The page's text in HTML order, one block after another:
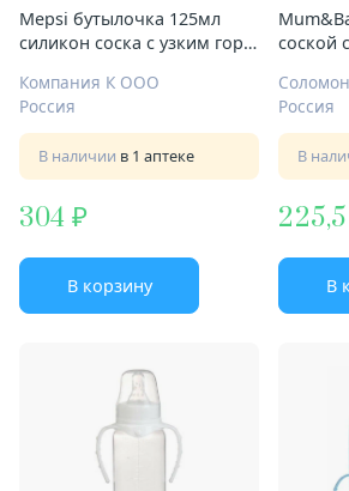
Mepsi бутылочка 125мл
силикон соска с узким горл
Компания К ООО
Россия
В наличии в 1 аптеке
304
В корзину
соской
Лама
Россия
В
225,5
В